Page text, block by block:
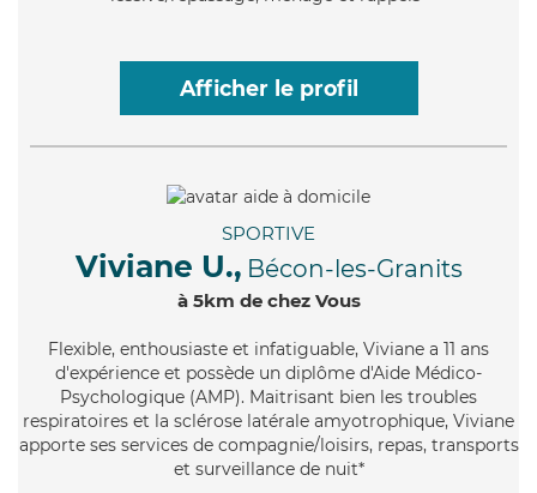
Afficher le profil
SPORTIVE
Viviane U., Bécon-les-Granits
à 5km de chez Vous
Flexible, enthousiaste et infatiguable, Viviane a 11 ans
d'expérience et possède un diplôme d'Aide Médico-
Psychologique (AMP). Maitrisant bien les troubles
respiratoires et la sclérose latérale amyotrophique, Viviane
apporte ses services de compagnie/loisirs, repas, transports
et surveillance de nuit*